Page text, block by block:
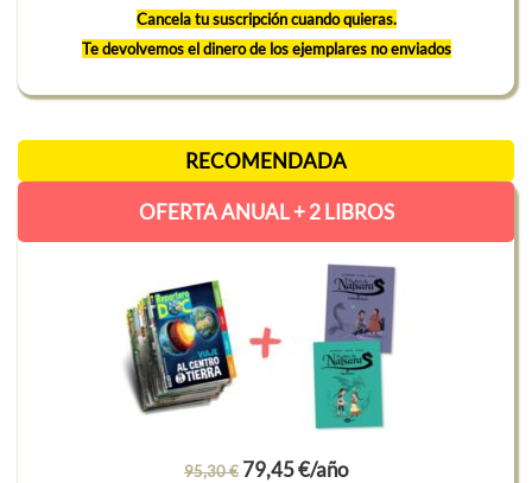
Cancela tu suscripción cuando quieras.
Te devolvemos el dinero de los ejemplares no enviados
RECOMENDADA
OFERTA ANUAL + 2 LIBROS
95,30 € 79,45 €/año